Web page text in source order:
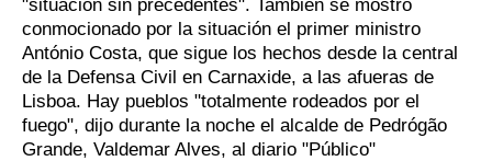
"situación sin precedentes". También se mostró
conmocionado por la situación el primer ministro
António Costa, que sigue los hechos desde la central
de la Defensa Civil en Carnaxide, a las afueras de
Lisboa. Hay pueblos "totalmente rodeados por el
fuego", dijo durante la noche el alcalde de Pedrógão
Grande, Valdemar Alves, al diario "Público"